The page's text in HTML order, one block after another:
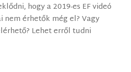
hogy a 2019-es EF videó
nem érhetők még el? Vagy
Lehet erről tudni